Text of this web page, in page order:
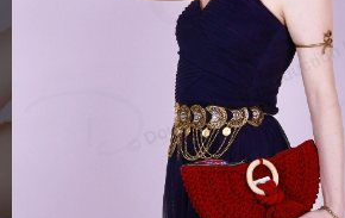
© Double Fil - Reproduction Interdite